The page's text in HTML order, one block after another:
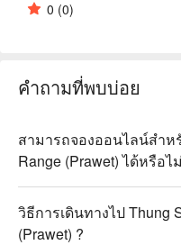
0 (0)
คำถามที่พบบ่อย
สามารถจองออนไลน์สำห
Range (Prawet) ได้หรือไ
วิธีการเดินทางไป Thung
(Prawet) ?